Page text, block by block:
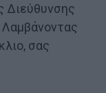
Διεύθυνσης
Λαμβάνοντας
σας